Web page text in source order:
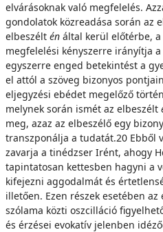
elvárásoknak való megfelelés.
gondolatok közreadása során az
elbeszélt én által kerül előtérbe,
megfelelési kényszerre irányítja
egyszerre enged betekintést a
el attól a szöveg bizonyos
eljegyzési ebédet megelőző
melynek során ismét az elbeszélt
meg, azaz az elbeszélő egy
transzponálja a tudatát.20 Ebből
zavarja a tinédzser Irént, ahogy
tapintatosan kettesben hagyni a
kifejezni aggodalmát és
illetően. Ezen részek esetében
szólama közti oszcilláció
és érzései evokatív jelenben